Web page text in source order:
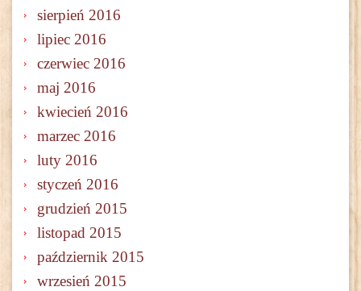
sierpień 2016
lipiec 2016
czerwiec 2016
maj 2016
kwiecień 2016
marzec 2016
luty 2016
styczeń 2016
grudzień 2015
listopad 2015
październik 2015
wrzesień 2015